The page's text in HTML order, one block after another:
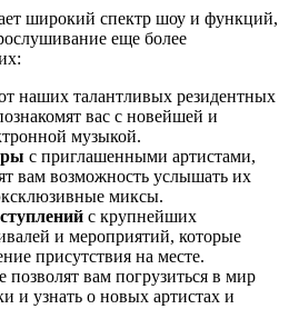
широкий спектр шоу и функций,
еще более
наших талантливых резидентных
вас с новейшей и
музыкой.
с приглашенными артистами,
вам возможность услышать их
миксы.
с крупнейших
и мероприятий, которые
присутствия на месте.
позволят вам погрузиться в мир
и узнать о новых артистах и